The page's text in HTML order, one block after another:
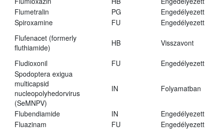
Flumetralin
PG
Engedélyezett
Spiroxamine
FU
Engedélyezett
Flufenacet (formerly
fluthiamide)
HB Visszavont
Fludioxonil FU
Engedélyezett
Spodoptera exigua
multicapsid
nucleopolyhedorvirus
(SeMNPV)
IN Folyamatban
Flubendiamide IN
Engedélyezett
Fluazinam
FU
Engedélyezett